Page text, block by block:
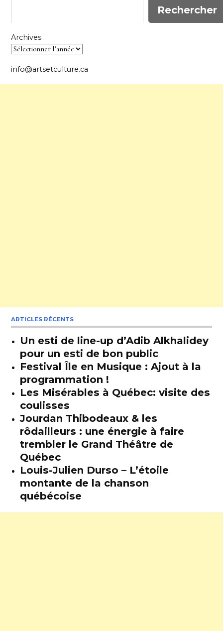
Rechercher
Archives
info@artsetculture.ca
ARTICLES RÉCENTS
Un esti de line-up d’Adib Alkhalidey
pour un esti de bon public
Festival Île en Musique : Ajout à la
programmation !
Les Misérables à Québec: visite des
coulisses
Jourdan Thibodeaux & les
rôdailleurs : une énergie à faire
trembler le Grand Théâtre de
Québec
Louis-Julien Durso – L’étoile
montante de la chanson
québécoise